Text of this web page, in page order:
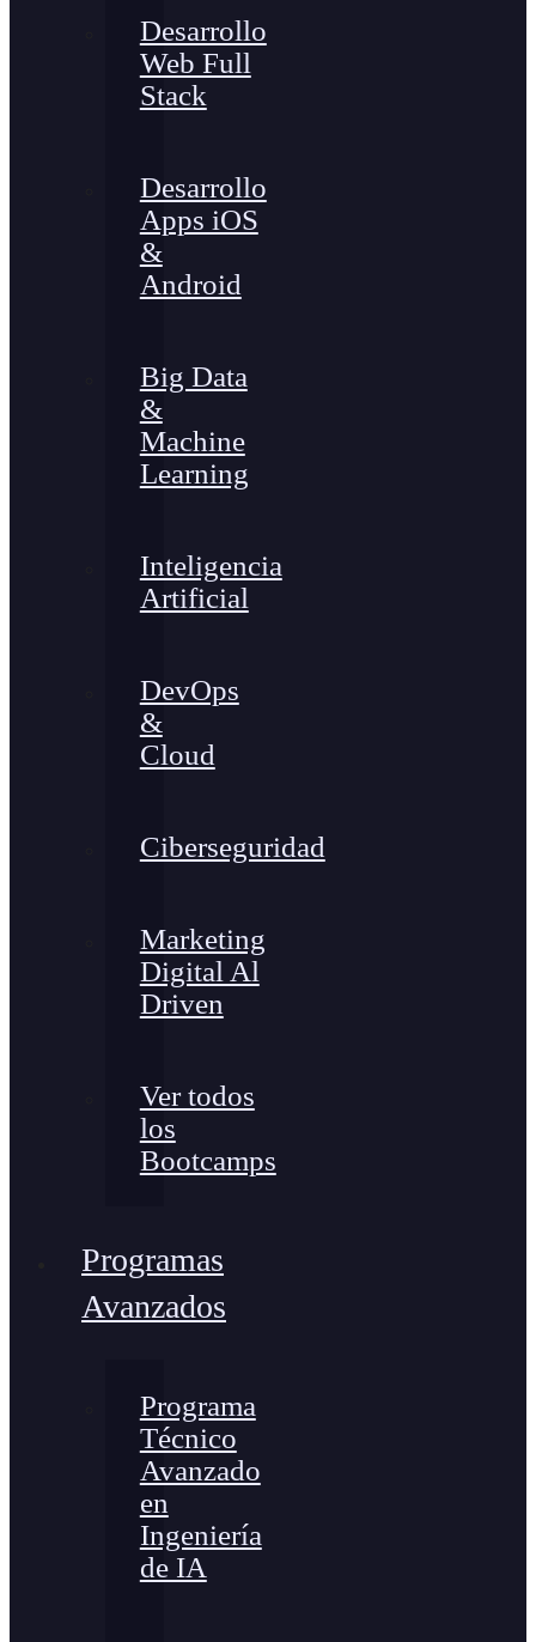
Desarrollo
Web Full
Stack
Desarrollo
Apps iOS
&
Android
Big Data
&
Machine
Learning
Inteligencia
Artificial
DevOps
&
Cloud
Ciberseguridad
Marketing
Digital Al
Driven
Ver todos
los
Bootcamps
Programas
Avanzados
Programa
Técnico
Avanzado
en
Ingeniería
de IA